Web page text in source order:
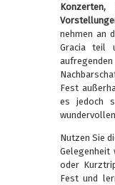
nehmen an
Gracia teil
Fest
es jedoch
Nutzen Sie
Gelegenheit
oder
Fest und